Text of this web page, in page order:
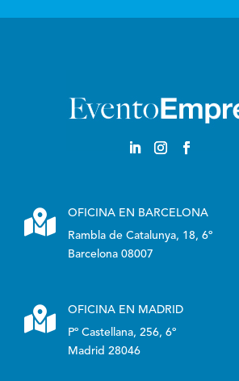

OFICINA EN BARCELONA
Rambla de Catalunya, 18, 6º
Barcelona 08007

OFICINA EN MADRID
Pº Castellana, 256, 6º
Madrid 28046